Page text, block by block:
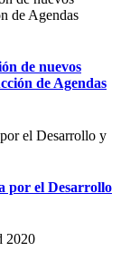
de nuevos
de Agendas
por el Desarrollo